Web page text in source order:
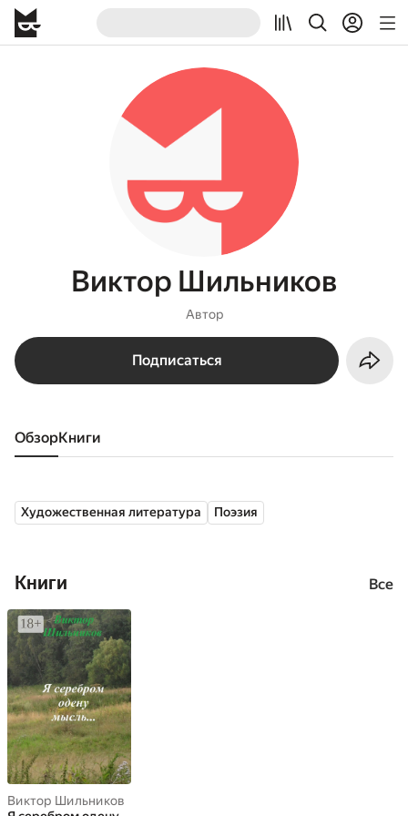
Виктор Шильников
Автор
Подписаться
Обзор книги
Художественная литература Поэзия
Книги Все
Виктор Шильников